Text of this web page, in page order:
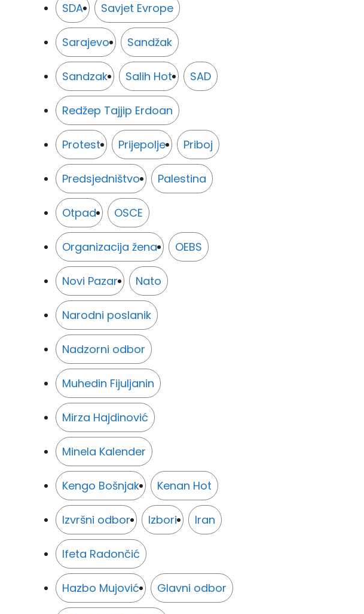
SDA Savjet Evrope
Sarajevo Sandžak
Sandzak Salih Hot SAD
Redžep Tajjip Erdoan
Protest Prijepolje Priboj
Predsjedništvo Palestina
Otpad OSCE
Organizacija žena OEBS
Novi Pazar Nato
Narodni poslanik
Nadzorni odbor
Muhedin Fijuljanin
Mirza Hajdinović
Minela Kalender
Kengo Bošnjak Kenan Hot
Izvršni odbor Izbori Iran
Ifeta Radončić
Hazbo Mujović Glavni odbor